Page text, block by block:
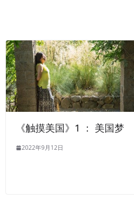
《触摸美国》1 ： 美国梦
2022年9月12日